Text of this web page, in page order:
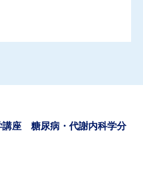
座 糖尿病・代謝内科学分